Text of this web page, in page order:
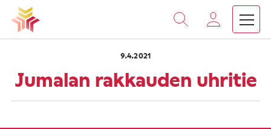
Vieritä
sisältöön
Etusivu Jumalan rakkauden uhritie
9.4.2021
Jumalan rakkauden uhritie